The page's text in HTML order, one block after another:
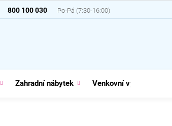
800 100 030
Zahradní nábytek Venkovní vybavení